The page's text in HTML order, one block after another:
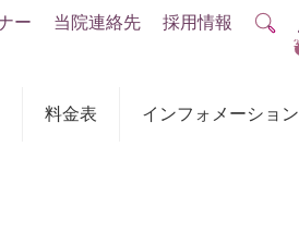
料金表 インフォメーション
ー 当院連絡先 採用情報
2